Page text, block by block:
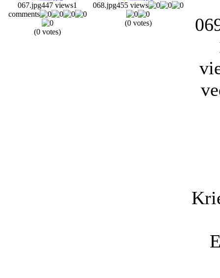
067.jpg447 views1
comments
(0 votes)
068.jpg455 views
(0 votes)